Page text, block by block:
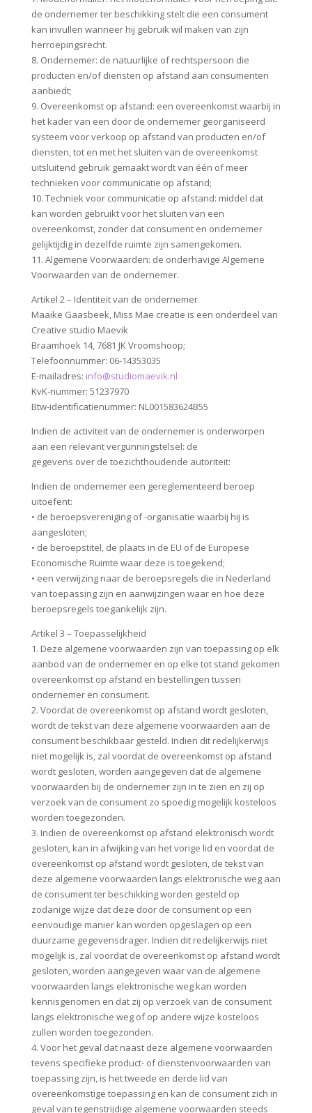
de ondernemer ter beschikking stelt die een consument
kan invullen wanneer hij gebruik wil maken van zijn
herroepingsrecht.
8. Ondernemer: de natuurlijke of rechtspersoon die
producten en/of diensten op afstand aan consumenten
aanbiedt;
9. Overeenkomst op afstand: een overeenkomst waarbij in
het kader van een door de ondernemer georganiseerd
systeem voor verkoop op afstand van producten en/of
diensten, tot en met het sluiten van de overeenkomst
uitsluitend gebruik gemaakt wordt van één of meer
technieken voor communicatie op afstand;
10. Techniek voor communicatie op afstand: middel dat
kan worden gebruikt voor het sluiten van een
overeenkomst, zonder dat consument en ondernemer
gelijktijdig in dezelfde ruimte zijn samengekomen.
11. Algemene Voorwaarden: de onderhavige Algemene
Voorwaarden van de ondernemer.
Artikel 2 – Identiteit van de ondernemer
Maaike Gaasbeek, Miss Mae creatie is een onderdeel van
Creative studio Maevik
Braamhoek 14, 7681 JK Vroomshoop;
Telefoonnummer: 06-14353035
E-mailadres: info@studiomaevik.nl
KvK-nummer: 51237970
Btw-identificatienummer: NL001583624B55
Indien de activiteit van de ondernemer is onderworpen
aan een relevant vergunningstelsel: de
gegevens over de toezichthoudende autoriteit:
Indien de ondernemer een gereglementeerd beroep
uitoefent:
• de beroepsvereniging of -organisatie waarbij hij is
aangesloten;
• de beroepstitel, de plaats in de EU of de Europese
Economische Ruimte waar deze is toegekend;
• een verwijzing naar de beroepsregels die in Nederland
van toepassing zijn en aanwijzingen waar en hoe deze
beroepsregels toegankelijk zijn.
Artikel 3 – Toepasselijkheid
1. Deze algemene voorwaarden zijn van toepassing op elk
aanbod van de ondernemer en op elke tot stand gekomen
overeenkomst op afstand en bestellingen tussen
ondernemer en consument.
2. Voordat de overeenkomst op afstand wordt gesloten,
wordt de tekst van deze algemene voorwaarden aan de
consument beschikbaar gesteld. Indien dit redelijkerwijs
niet mogelijk is, zal voordat de overeenkomst op afstand
wordt gesloten, worden aangegeven dat de algemene
voorwaarden bij de ondernemer zijn in te zien en zij op
verzoek van de consument zo spoedig mogelijk kosteloos
worden toegezonden.
3. Indien de overeenkomst op afstand elektronisch wordt
gesloten, kan in afwijking van het vorige lid en voordat de
overeenkomst op afstand wordt gesloten, de tekst van
deze algemene voorwaarden langs elektronische weg aan
de consument ter beschikking worden gesteld op
zodanige wijze dat deze door de consument op een
eenvoudige manier kan worden opgeslagen op een
duurzame gegevensdrager. Indien dit redelijkerwijs niet
mogelijk is, zal voordat de overeenkomst op afstand wordt
gesloten, worden aangegeven waar van de algemene
voorwaarden langs elektronische weg kan worden
kennisgenomen en dat zij op verzoek van de consument
langs elektronische weg of op andere wijze kosteloos
zullen worden toegezonden.
4. Voor het geval dat naast deze algemene voorwaarden
tevens specifieke product- of dienstenvoorwaarden van
toepassing zijn, is het tweede en derde lid van
overeenkomstige toepassing en kan de consument zich in
geval van tegenstrijdige algemene voorwaarden steeds